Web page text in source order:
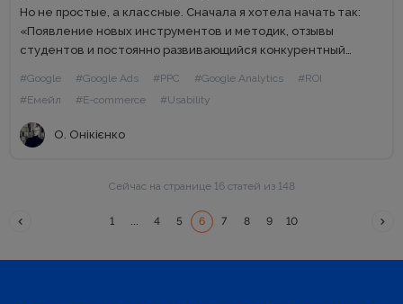
Но не простые, а классные. Сначала я хотела начать так:
«Появление новых инструментов и методик, отзывы
студентов и постоянно развивающийся конкурентный
улучшениям». Но скажу проще —...
#Google #Google Ads #PPC #Google Analytics
#ROI
#Емейл
#E-commerce #Usability
О. Онікієнко
Сейчас на странице 16 статей из 148
1 4 5 6 7 8 9 10